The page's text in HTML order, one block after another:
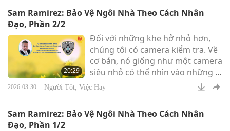
dùng được lâu.
Sam Ramirez: Bảo Vệ Ngôi Nhà Theo Cách Nhân
Đạo, Phần 2/2
20:29
Đối với những khe hở nhỏ hơn,
chúng tôi có camera kiểm tra. Về
cơ bản, nó giống như một camera
siêu nhỏ có thể nhìn vào những lỗ
nhỏ, những hốc nhỏ trên ngôi
nhà nơi mà chúng tôi không thể
một đường dây mỏng như vậy,
2026-03-30 Người Tốt, Việc Hay
Sam Ramirez: Bảo Vệ Ngôi Nhà Theo Cách Nhân
Đạo, Phần 1/2